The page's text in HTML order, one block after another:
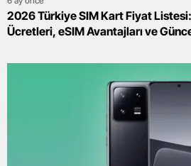
2026 Türkiye SIM Kart Fiyat
Ücretleri, eSIM Avantajları ve